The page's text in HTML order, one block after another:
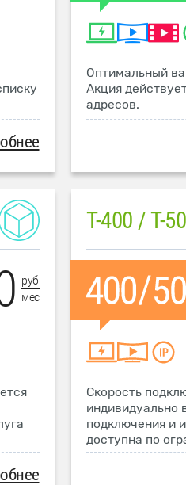
Оптимальный
Акция
адресов.
руб
мес
T-400 / T-
Скорость
индивидуально
подключения и
доступна по